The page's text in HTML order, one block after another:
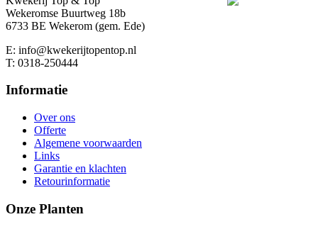
Wekeromse Buurtweg 18b
6733 BE Wekerom (gem. Ede)
E: info@kwekerijtopentop.nl
T: 0318-250444
Informatie
Over ons
Offerte
Algemene voorwaarden
Links
Garantie en klachten
Retourinformatie
Onze Planten